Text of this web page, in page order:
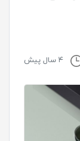
۴ سال پیش